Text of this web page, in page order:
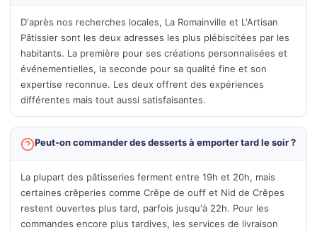
D'après nos recherches locales, La Romainville et L'Artisan
Pâtissier sont les deux adresses les plus plébiscitées par les
habitants. La première pour ses créations personnalisées et
événementielles, la seconde pour sa qualité fine et son
expertise reconnue. Les deux offrent des expériences
différentes mais tout aussi satisfaisantes.
Peut-on commander des desserts à emporter tard le soir ?
La plupart des pâtisseries ferment entre 19h et 20h, mais
certaines crêperies comme Crêpe de ouff et Nid de Crêpes
restent ouvertes plus tard, parfois jusqu'à 22h. Pour les
commandes encore plus tardives, les services de livraison